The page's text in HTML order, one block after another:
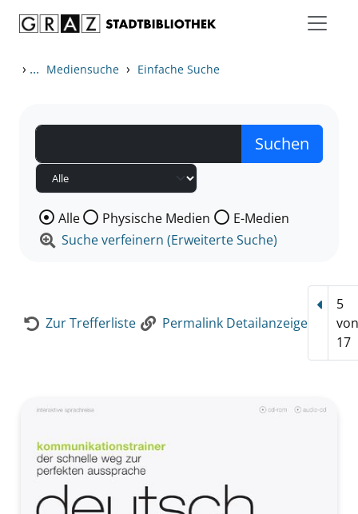
› ... Mediensuche › Einfache Suche
Wählen Sie die Medienart nach der Sie suchen wollen.
Alle Physische Medien
E-Medien
Suche verfeinern (Erweiterte Suche)
Zur Trefferliste Permalink Detailanzeige
5
17